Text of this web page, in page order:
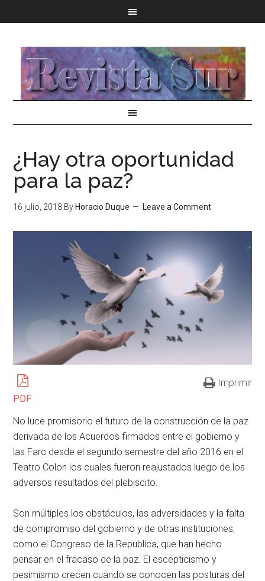
¿Hay otra oportunidad
para la paz?
16 julio, 2018 By Horacio Duque Leave a Comment
PDF
Imprimir
No luce promisorio el futuro de la construcción de la paz
derivada de los Acuerdos firmados entre el gobierno y
las Farc desde el segundo semestre del año 2016 en el
Teatro Colon los cuales fueron reajustados luego de los
adversos resultados del plebiscito.
Son múltiples los obstáculos, las adversidades y la falta
de compromiso del gobierno y de otras instituciones,
como el Congreso de la Republica, que han hecho
pensar en el fracaso de la paz. El escepticismo y
pesimismo crecen cuando se conocen las posturas del